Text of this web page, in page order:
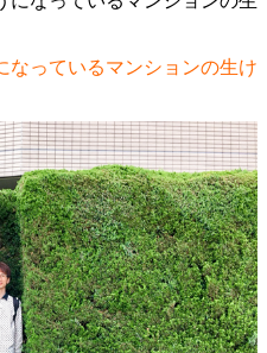
なっているマンションの生け